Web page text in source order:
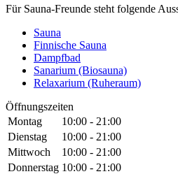
Für Sauna-Freunde steht folgende
Sauna
Finnische Sauna
Dampfbad
Sanarium (Biosauna)
Relaxarium (Ruheraum)
Öffnungszeiten
Montag
10:00 - 21:00
Dienstag
10:00 - 21:00
Mittwoch
10:00 - 21:00
Donnerstag 10:00 - 21:00